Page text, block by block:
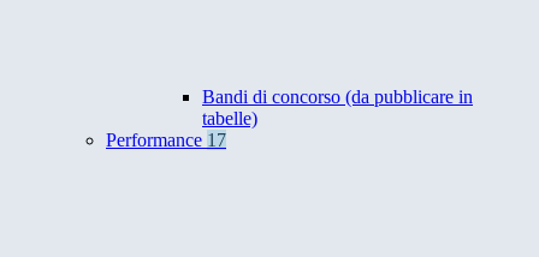
Bandi di concorso (da pubblicare in
tabelle)
Performance 17